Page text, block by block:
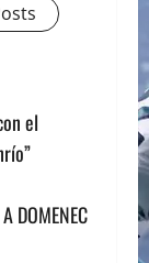
el
DOMENEC